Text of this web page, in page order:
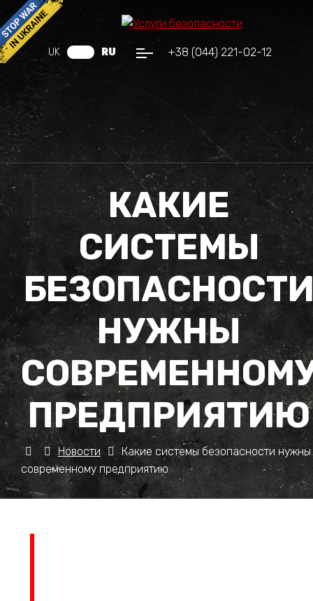
+38 (044) 221-02-12
UK RU
КАКИЕ
СИСТЕМЫ
НУЖНЫ
ПРЕДПРИЯТИЮ
Новости
Какие системы безопасности нужны
современному предприятию